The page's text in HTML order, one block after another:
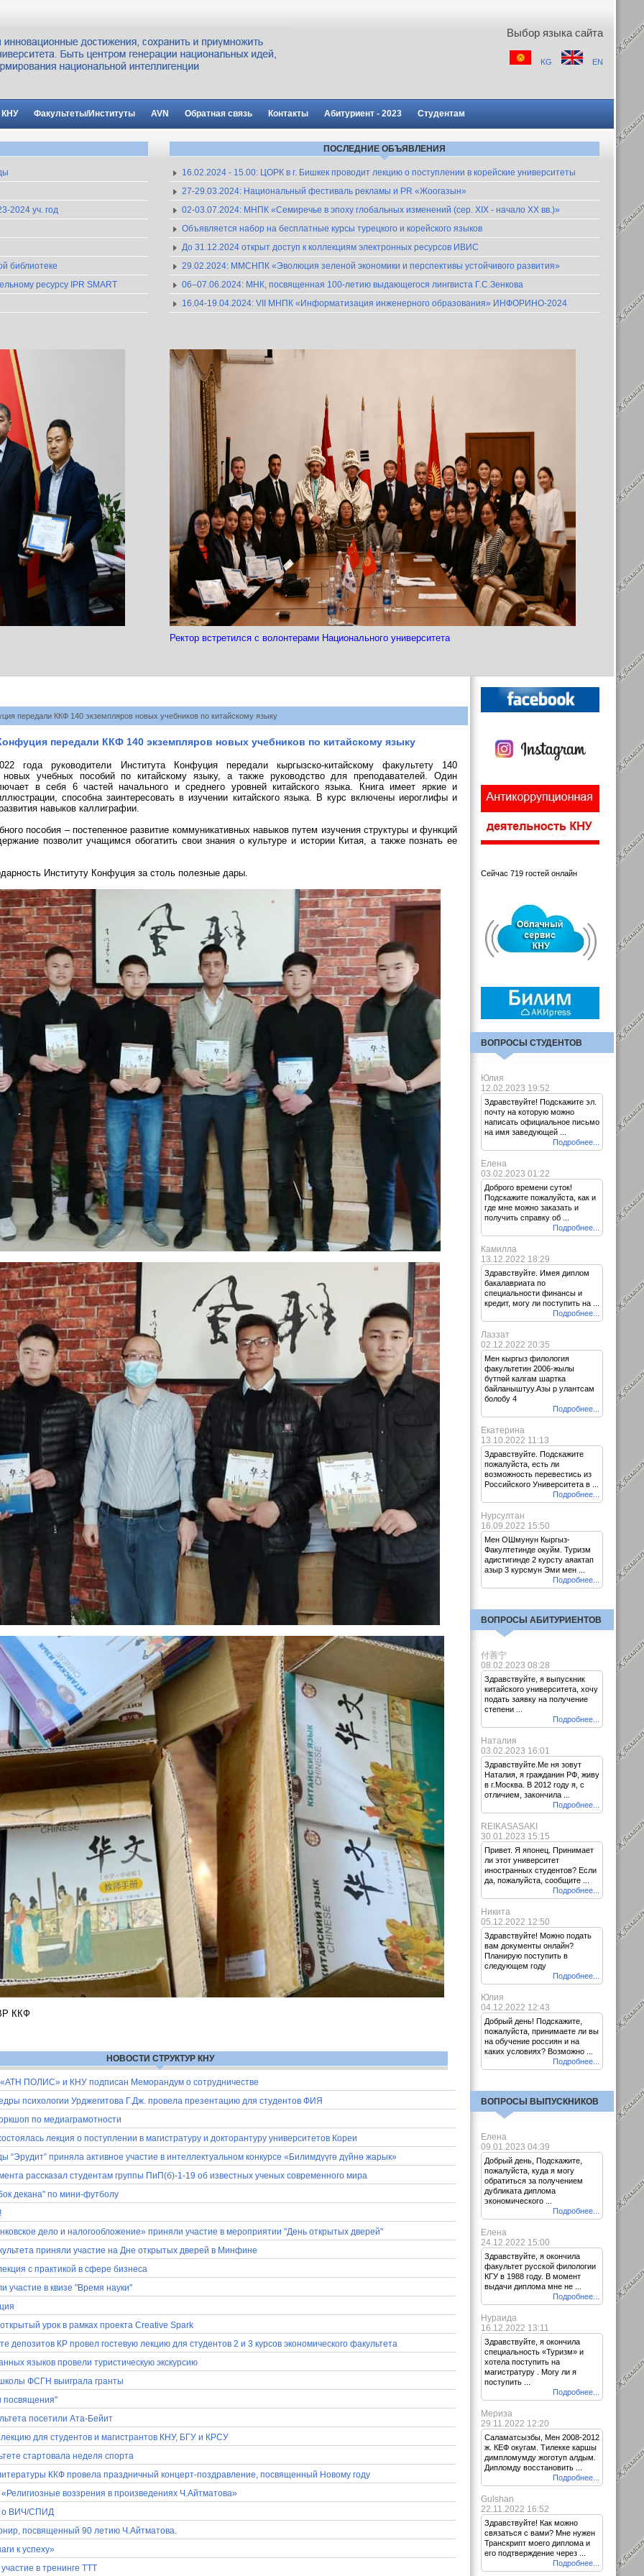
Выбор языка сайта
KG EN
КНУ Факультеты/Институты AVN Обратная связь Контакты Абитуриент - 2023 Студентам
2024 уч. год
библиотеке
ресурсу IPR SMART
ПОСЛЕДНИЕ ОБЪЯВЛЕНИЯ
16.02.2024 - 15.00: ЦОРК в г. Бишкек проводит лекцию о поступлении в корейские университеты
27-29.03.2024: Национальный фестиваль рекламы и PR «Жоогазын»
02-03.07.2024: МНПК «Семиречье в эпоху глобальных изменений (сер. XIX - начало XX вв.)»
Объявляется набор на бесплатные курсы турецкого и корейского языков
До 31.12.2024 открыт доступ к коллекциям электронных ресурсов ИВИС
29.02.2024: ММСНПК «Эволюция зеленой экономики и перспективы устойчивого развития»
06–07.06.2024: МНК, посвященная 100-летию выдающегося лингвиста Г.С.Зенкова
16.04-19.04.2024: VII МНПК «Информатизация инженерного образования» ИНФОРИНО-2024
Ректор встретился с волонтерами Национального университета
передали ККФ 140 экземпляров новых учебников по китайскому языку
передали ККФ 140 экземпляров новых учебников по китайскому языку
года руководители Института Конфуция передали кыргызско-китайскому факультету 140
новых учебных пособий по китайскому языку, а также руководство для преподавателей. Один
в себя 6 частей начального и среднего уровней китайского языка. Книга имеет яркие и
способна заинтересовать в изучении китайского языка. В курс включены иероглифы и
навыков каллиграфии.
пособия – постепенное развитие коммуникативных навыков путем изучения структуры и функций
позволит учащимся обогатить свои знания о культуре и истории Китая, а также познать ее
Институту Конфуция за столь полезные дары.
ККФ
НОВОСТИ СТРУКТУР КНУ
ПОЛИС» и КНУ подписан Меморандум о сотрудничестве
психологии Урджегитова Г.Дж. провела презентацию для студентов ФИЯ
по медиаграмотности
лекция о поступлении в магистратуру и докторантуру университетов Кореи
“Эрудит” приняла активное участие в интеллектуальном конкурсе «Билимдүүгө дүйнө жарык»
рассказал студентам группы ПиП(б)-1-19 об известных ученых современного мира
декана" по мини-футболу
дело и налогообложение» приняли участие в мероприятии "День открытых дверей"
приняли участие на Дне открытых дверей в Минфине
с практикой в сфере бизнеса
участие в квизе "Время науки"
урок в рамках проекта Creative Spark
депозитов КР провел гостевую лекцию для студентов 2 и 3 курсов экономического факультета
языков провели туристическую экскурсию
ФСГН выиграла гранты
посвящения"
посетили Ата-Бейит
для студентов и магистрантов КНУ, БГУ и КРСУ
стартовала неделя спорта
ККФ провела праздничный концерт-поздравление, посвященный Новому году
воззрения в произведениях Ч.Айтматова»
о ВИЧ/СПИД
посвященный 90 летию Ч.Айтматова.
к успеху»
в тренинге ТТТ
Сейчас 719 гостей онлайн
ВОПРОСЫ СТУДЕНТОВ
Юлия
12.02.2023 19:52
Здравствуйте! Подскажите эл.
почту на которую можно
написать официальное письмо
на имя заведующей ...
Подробнее...
Елена
03.02.2023 01:22
Доброго времени суток!
Подскажите пожалуйста, как и
где мне можно заказать и
получить справку об ...
Подробнее...
Камилла
13.12.2022 18:29
Здравствуйте. Имея диплом
бакалавриата по
специальности финансы и
кредит, могу ли поступить на ...
Подробнее...
Лаззат
02.12.2022 20:35
Мен кыргыз филология
факультетин 2006-жылы
бүтпөй калгам шартка
байланыштуу.Азы р улантсам
болобу 4
Подробнее...
Екатерина
13.10.2022 11:13
Здравствуйте. Подскажите
пожалуйста, есть ли
возможность перевестись из
Российского Университета в ...
Подробнее...
Нурсултан
16.09.2022 15:50
Мен ОШмунун Кыргыз-
Факултетинде окуйм. Туризм
адистигинде 2 курсту аяактап
азыр 3 курсмун Эми мен ...
Подробнее...
ВОПРОСЫ АБИТУРИЕНТОВ
付善宁
08.02.2023 08:28
Здравствуйте, я выпускник
китайского университета, хочу
подать заявку на получение
степени ...
Подробнее...
Наталия
03.02.2023 16:01
Здравствуйте.Ме ня зовут
Наталия, я гражданин РФ, живу
в г.Москва. В 2012 году я, с
отличием, закончила ...
Подробнее...
REIKASASAKI
30.01.2023 15:15
Привет. Я японец. Принимает
ли этот университет
иностранных студентов? Если
да, пожалуйста, сообщите ...
Подробнее...
Никита
05.12.2022 12:50
Здравствуйте! Можно подать
вам документы онлайн?
Планирую поступить в
следующем году
Подробнее...
Юлия
04.12.2022 12:43
Добрый день! Подскажите,
пожалуйста, принимаете ли вы
на обучение россиян и на
каких условиях? Возможно ...
Подробнее...
ВОПРОСЫ ВЫПУСКНИКОВ
Елена
09.01.2023 04:39
Добрый день, Подскажите,
пожалуйста, куда я могу
обратиться за получением
дубликата диплома
экономического ...
Подробнее...
Елена
24.12.2022 15:00
Здравствуйте, я окончила
факультет русской филологии
КГУ в 1988 году. В момент
выдачи диплома мне не ...
Подробнее...
Нураида
16.12.2022 13:11
Здравствуйте, я окончила
специальность «Туризм» и
хотела поступить на
магистратуру . Могу ли я
поступить ...
Подробнее...
Мериза
29.11.2022 12:20
Саламатсызбы, Мен 2008-2012
ж. КЕФ окугам. Тилекке каршы
димпломумду жоготуп алдым.
Дипломду восстановить ...
Подробнее...
Gulshan
22.11.2022 16:52
Здравствуйте! Как можно
связаться с вами? Мне нужен
Транскрипт моего диплома и
его подтверждение через ...
Подробнее...